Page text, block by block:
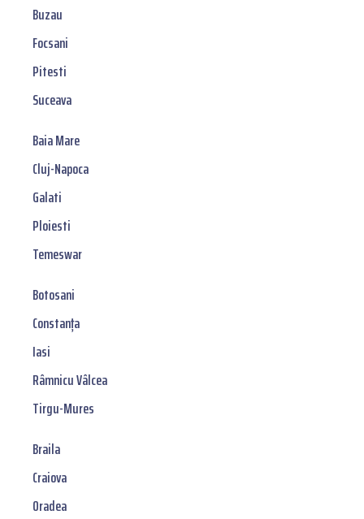
Buzau
Focsani
Pitesti
Suceava
Baia Mare
Cluj-Napoca
Galati
Ploiesti
Temeswar
Botosani
Constanța
Iasi
Râmnicu Vâlcea
Tirgu-Mures
Braila
Craiova
Oradea